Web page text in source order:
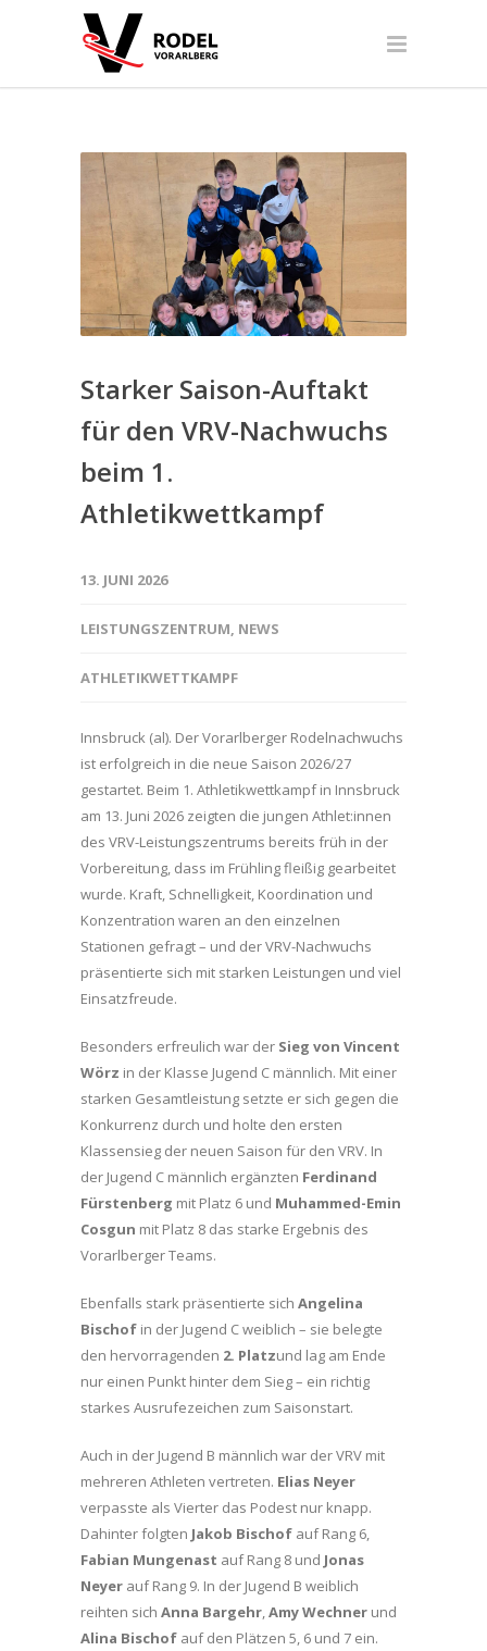
Starker Saison-Auftakt
für den VRV-Nachwuchs
beim 1.
Athletikwettkampf
13. JUNI 2026
LEISTUNGSZENTRUM, NEWS
ATHLETIKWETTKAMPF
Innsbruck (al). Der Vorarlberger Rodelnachwuchs
ist erfolgreich in die neue Saison 2026/27
gestartet. Beim 1. Athletikwettkampf in Innsbruck
am 13. Juni 2026 zeigten die jungen Athlet:innen
des VRV-Leistungszentrums bereits früh in der
Vorbereitung, dass im Frühling fleißig gearbeitet
wurde. Kraft, Schnelligkeit, Koordination und
Konzentration waren an den einzelnen
Stationen gefragt – und der VRV-Nachwuchs
präsentierte sich mit starken Leistungen und viel
Einsatzfreude.
Besonders erfreulich war der Sieg von Vincent
Wörz in der Klasse Jugend C männlich. Mit einer
starken Gesamtleistung setzte er sich gegen die
Konkurrenz durch und holte den ersten
Klassensieg der neuen Saison für den VRV. In
der Jugend C männlich ergänzten Ferdinand
Fürstenberg mit Platz 6 und Muhammed-Emin
Cosgun mit Platz 8 das starke Ergebnis des
Vorarlberger Teams.
Ebenfalls stark präsentierte sich Angelina
Bischof in der Jugend C weiblich – sie belegte
den hervorragenden 2. Platzund lag am Ende
nur einen Punkt hinter dem Sieg – ein richtig
starkes Ausrufezeichen zum Saisonstart.
Auch in der Jugend B männlich war der VRV mit
mehreren Athleten vertreten. Elias Neyer
verpasste als Vierter das Podest nur knapp.
Dahinter folgten Jakob Bischof auf Rang 6,
Fabian Mungenast auf Rang 8 und Jonas
Neyer auf Rang 9. In der Jugend B weiblich
reihten sich Anna Bargehr,Amy Wechner und
Alina Bischof auf den Plätzen 5, 6 und 7 ein.